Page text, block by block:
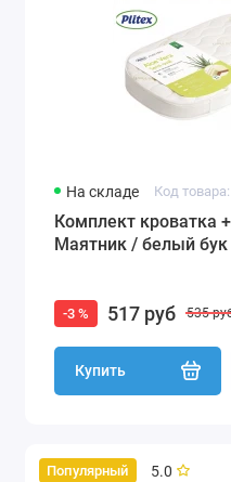
На складе Код
Комплект кроватка
Маятник / белый
-3 % 517 руб 535
Купить
Популярный
5.0